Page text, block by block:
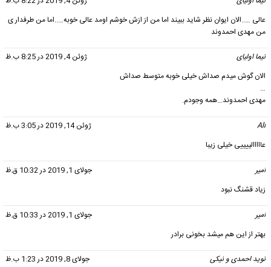
عالی …..الان ایوان نظر شاید ببیند اما من از ازش خوشم اومد عالی خوبه…..اما من طرفدار ی
من مهدی احمدوند
نیما اولیای
ژوئن 4, 2019 در 8:25 ب.ظ
الان گوش میدم صداش خیلی خوبه متوسط صداش
…
مهدی احمدوند…همه وجودم.
Ali
ژوئن 14, 2019 در 3:05 ب.ظ
عااااالییییی خیلی زیبا
امیر
جولای 1, 2019 در 10:32 ق.ظ
زیاد قشنگ نبود
امیر
جولای 1, 2019 در 10:33 ق.ظ
بهتر از این هم میشد بخونی برادر
نوید احمدی و نیکی
جولای 8, 2019 در 1:23 ب.ظ